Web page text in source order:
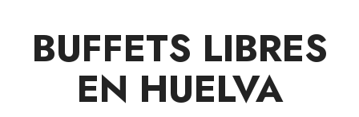
BUFFETS LIBRES
EN HUELVA